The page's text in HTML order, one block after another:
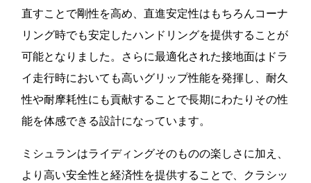
直すことで剛性を高め、直進安定性はもちろんコーナ
リング時でも安定したハンドリングを提供することが
可能となりました。さらに最適化された接地面はドラ
イ走行時においても高いグリップ性能を発揮し、耐久
性や耐摩耗性にも貢献することで長期にわたりその性
能を体感できる設計になっています。
ミシュランはライディングそのものの楽しさに加え、
より高い安全性と経済性を提供することで、クラシッ